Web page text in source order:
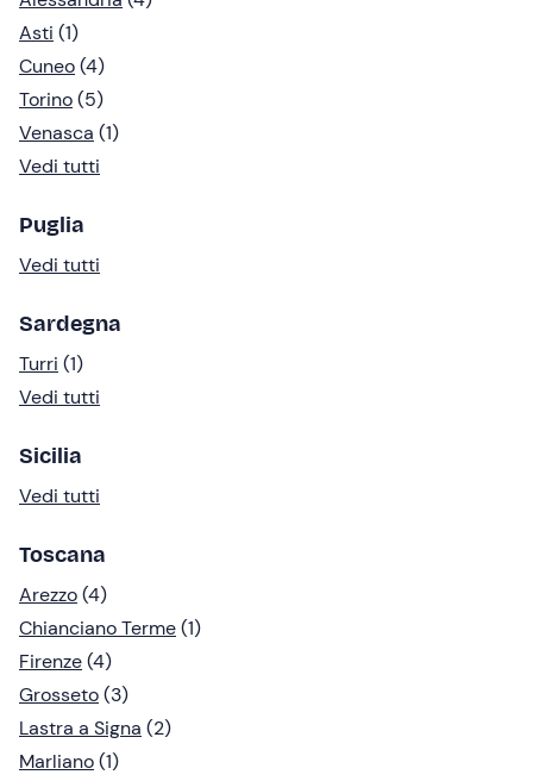
Asti (1)
Cuneo(4)
Torino(5)
Venasca (1)
Vedi tutti
Puglia
Vedi tutti
Sardegna
Turri (1)
Vedi tutti
Sicilia
Vedi tutti
Toscana
Arezzo(4)
Chianciano Terme(1)
Firenze(4)
Grosseto(3)
Lastra a Signa (2)
Marliano(1)